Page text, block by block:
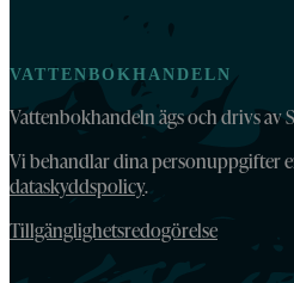
VATTENBOKHANDELN
Vattenbokhandeln ägs och drivs av
Vi behandlar dina personuppgifter
dataskyddspolicy.
Tillgänglighetsredogörelse